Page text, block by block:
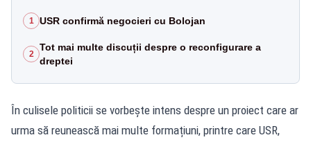
1 USR confirmă negocieri cu Bolojan
2
Tot mai multe discuții despre o reconfigurare a
dreptei
În culisele politicii se vorbește intens despre un proiect care ar
urma să reunească mai multe formațiuni, printre care USR,